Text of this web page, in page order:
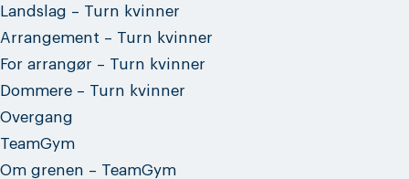
Landslag – Turn kvinner
Arrangement – Turn kvinner
For arrangør – Turn kvinner
Dommere – Turn kvinner
Overgang
TeamGym
Om grenen – TeamGym